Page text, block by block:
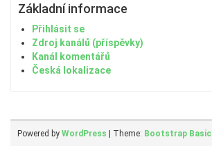
Základní informace
Přihlásit se
Zdroj kanálů (příspěvky)
Kanál komentářů
Česká lokalizace
Powered by WordPress | Theme: Bootstrap Basic